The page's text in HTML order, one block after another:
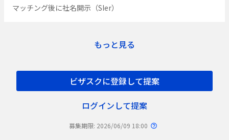
マッチング後に社名開示（SIer）
もっと見る
ビザスクに登録して提案
ログインして提案
募集期限: 2026/06/09 18:00